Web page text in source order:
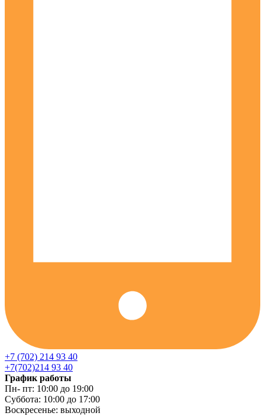
+7 (702) 214 93 40
+7(702)214 93 40
График работы
Пн- пт: 10:00 до 19:00
Суббота: 10:00 до 17:00
Воскресенье: выходной